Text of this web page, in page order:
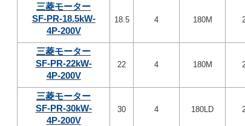
三菱モーター
SF-PR-18.5kW-
4P-200V
18.5 4 180M
三菱モーター
SF-PR-22kW-
4P-200V
22 4 180M
三菱モーター
SF-PR-30kW-
4P-200V
30 4 180LD